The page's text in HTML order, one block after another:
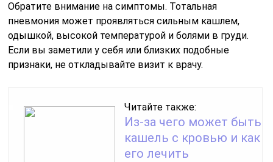
Обратите внимание на симптомы. Тотальная
пневмония может проявляться сильным кашлем,
одышкой, высокой температурой и болями в груди.
Если вы заметили у себя или близких подобные
признаки, не откладывайте визит к врачу.
Читайте также:
Из-за чего может быть
кашель с кровью и как
его лечить